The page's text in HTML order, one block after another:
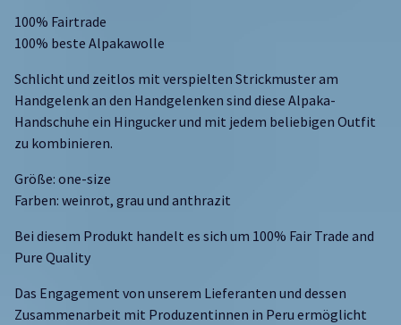
100% Fairtrade
100% beste Alpakawolle
Schlicht und zeitlos mit verspielten Strickmuster am
Handgelenk an den Handgelenken sind diese Alpaka-
Handschuhe ein Hingucker und mit jedem beliebigen Outfit
zu kombinieren.
Größe: one-size
Farben: weinrot, grau und anthrazit
Bei diesem Produkt handelt es sich um 100% Fair Trade and
Pure Quality
Das Engagement von unserem Lieferanten und dessen
Zusammenarbeit mit Produzentinnen in Peru ermöglicht